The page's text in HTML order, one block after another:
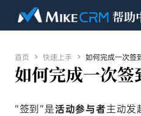
首页  快速上手  如何完成一次签
如何完成一次签
“签到”是活动参与者主动